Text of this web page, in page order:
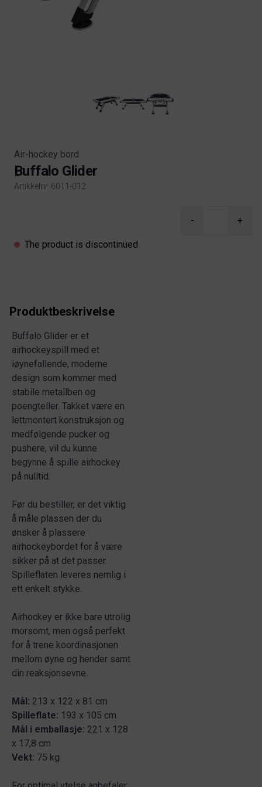
Air-hockey bord
Buffalo Glider
Artikkelnr. 6011-012
- +
The product is discontinued
Produktbeskrivelse
Buffalo Glider er et
airhockeyspill med et
iøynefallende, moderne
design som kommer med
stabile metallben og
poengteller. Takket være en
lettmontert konstruksjon og
medfølgende pucker og
pushere, vil du kunne
begynne å spille airhockey
på nulltid.
Før du bestiller, er det viktig
å måle plassen der du
ønsker å plassere
airhockeybordet for å være
sikker på at det passer.
Spilleflaten leveres nemlig i
ett enkelt stykke.
Airhockey er ikke bare utrolig
morsomt, men også perfekt
for å trene koordinasjonen
mellom øyne og hender samt
din reaksjonsevne.
Mål: 213 x 122 x 81 cm
Spilleflate: 193 x 105 cm
Mål i emballasje: 221 x 128
x 17,8 cm
Vekt: 75 kg